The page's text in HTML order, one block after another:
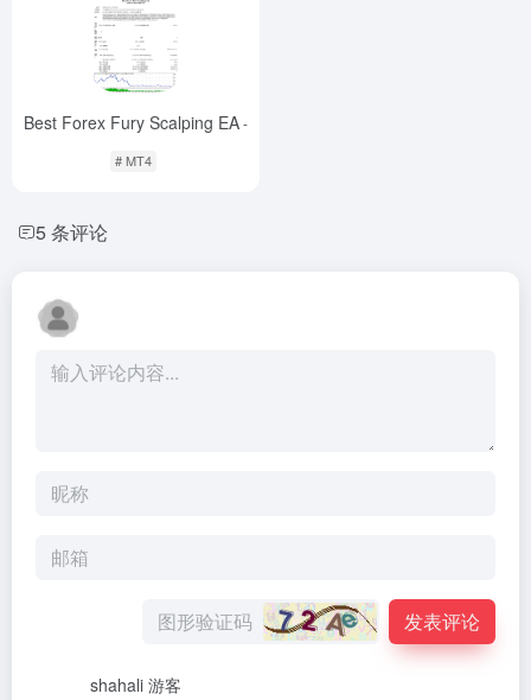
Best Forex Fury Scalping EA-
# MT4
5 条评论
发表评论
shahali 游客